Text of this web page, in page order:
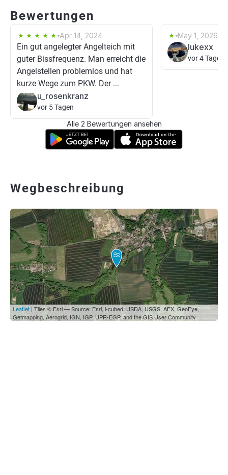
Bewertungen
Apr 14, 2024
Ein gut angelegter Angelteich mit
guter Bissfrequenz. Man erreicht die
Angelstellen problemlos und hat
kurze Wege zum PKW. Der ...
u_rosenkranz
vor 5 Tagen
May 1, 2026
lukexx
vor 4 Tagen
Alle 2 Bewertungen ansehen
Wegbeschreibung
Leaflet | Tiles © Esri — Source: Esri, i-cubed, USDA, USGS, AEX, GeoEye,
Getmapping, Aerogrid, IGN, IGP, UPR-EGP, and the GIS User Community